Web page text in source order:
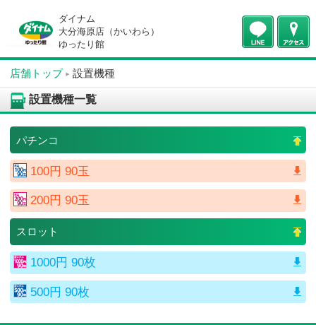
ダイナム
大分海原店（かいわら）
ゆったり館
店舗トップ 設置機種
設置機種一覧
100円 90玉
200円 90玉
スロット
1000円 90枚